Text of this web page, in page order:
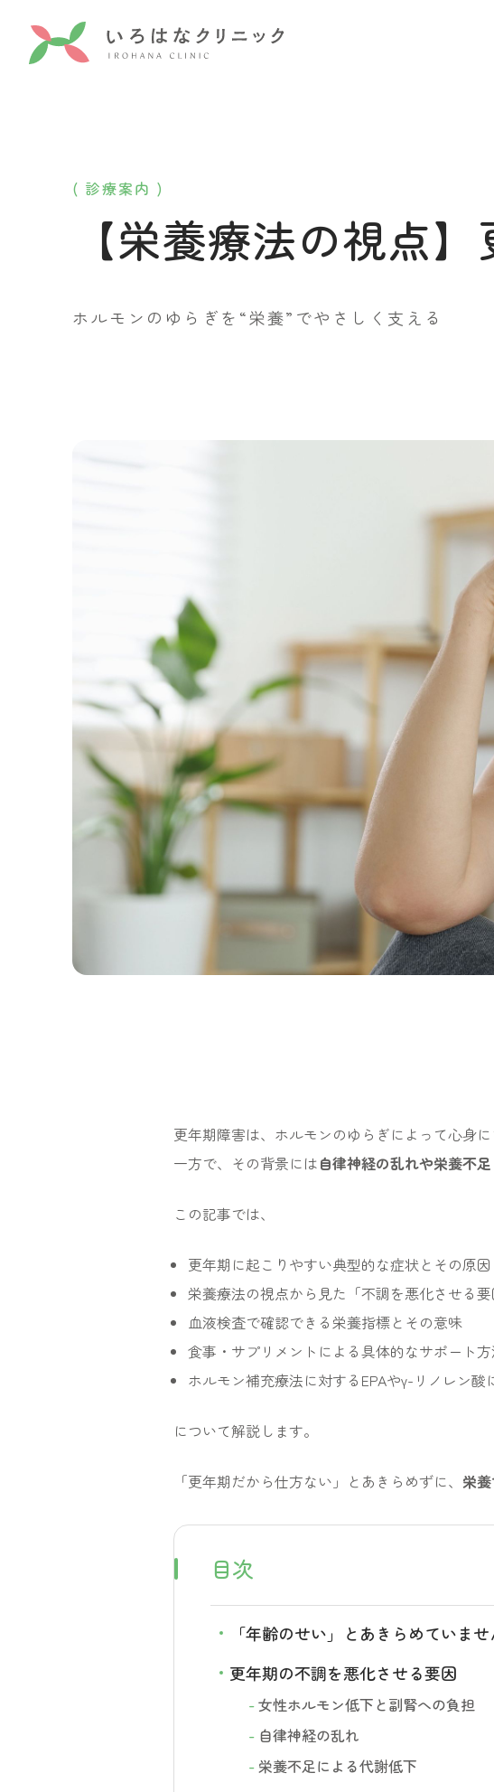
( 診療案内 )
【栄養療法の視点
ホルモンのゆらぎを“栄養”でやさしく支える
更年期障害は、ホルモンのゆらぎによって心身
一方で、その背景には自律神経の乱れや栄養不足
この記事では、
更年期に起こりやすい典型的な症状とその原因
栄養療法の視点から見た「不調を悪化させる要
血液検査で確認できる栄養指標とその意味
食事・サプリメントによる具体的なサポート
ホルモン補充療法に対するEPAやγ-リノレン
について解説します。
「更年期だから仕方ない」とあきらめずに、 栄
目次
「年齢のせい」とあきらめていませ
更年期の不調を悪化させる要因
女性ホルモン低下と副腎への負担
自律神経の乱れ
栄養不足による代謝低下